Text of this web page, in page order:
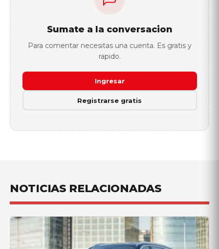
Sumate a la conversacion
Para comentar necesitas una cuenta. Es gratis y
rapido.
Ingresar
Registrarse gratis
NOTICIAS RELACIONADAS